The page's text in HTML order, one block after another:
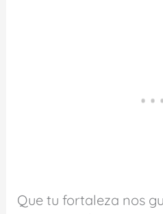
Que tu fortaleza nos